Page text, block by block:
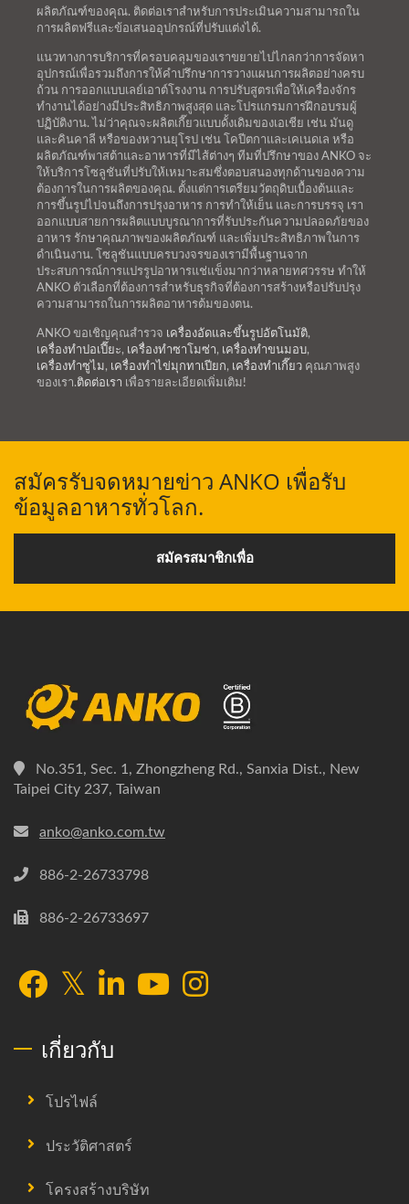
ผลิตภัณฑ์ของคุณ. ติดต่อเราสำหรับการประเมินความสามารถใน
การผลิตฟรีและข้อเสนออุปกรณ์ที่ปรับแต่งได้.
แนวทางการบริการที่ครอบคลุมของเราขยายไปไกลกว่าการจัดหา
อุปกรณ์เพื่อรวมถึงการให้คำปรึกษาการวางแผนการผลิตอย่างครบ
ถ้วน การออกแบบเลย์เอาต์โรงงาน การปรับสูตรเพื่อให้เครื่องจักร
ทำงานได้อย่างมีประสิทธิภาพสูงสุด และโปรแกรมการฝึกอบรมผู้
ปฏิบัติงาน. ไม่ว่าคุณจะผลิตเกี๊ยวแบบดั้งเดิมของเอเชีย เช่น มันดู
และคินคาลี หรือของหวานยุโรป เช่น โคปีตกาและเคเนดเล หรือ
ผลิตภัณฑ์พาสต้าและอาหารที่มีไส้ต่างๆ ทีมที่ปรึกษาของ ANKO จะ
ให้บริการโซลูชันที่ปรับให้เหมาะสมซึ่งตอบสนองทุกด้านของความ
ต้องการในการผลิตของคุณ. ตั้งแต่การเตรียมวัตถุดิบเบื้องต้นและ
การขึ้นรูปไปจนถึงการปรุงอาหาร การทำให้เย็น และการบรรจุ เรา
ออกแบบสายการผลิตแบบบูรณาการที่รับประกันความปลอดภัยของ
อาหาร รักษาคุณภาพของผลิตภัณฑ์ และเพิ่มประสิทธิภาพในการ
ดำเนินงาน. โซลูชันแบบครบวงจรของเรามีพื้นฐานจาก
ประสบการณ์การแปรรูปอาหารแช่แข็งมากว่าหลายทศวรรษ ทำให้
ANKO ตัวเลือกที่ต้องการสำหรับธุรกิจที่ต้องการสร้างหรือปรับปรุง
ความสามารถในการผลิตอาหารต้มของตน.
ANKO ขอเชิญคุณสำรวจ เครื่องอัดและขึ้นรูปอัตโนมัติ,
เครื่องทำปอเปี๊ยะ, เครื่องทำซาโมซ่า, เครื่องทำขนมอบ,
เครื่องทำซูไม , เครื่องทำไข่มุกทาเปียก, เครื่องทำเกี๊ยว คุณภาพสูง
ของเรา.ติดต่อเรา เพื่อรายละเอียดเพิ่มเติม!
สมัครรับจดหมายข่าว ANKO เพื่อรับ
ข้อมูลอาหารทั่วโลก.
สมัครสมาชิกเพื่อ
No.351, Sec. 1, Zhongzheng Rd., Sanxia Dist., New
Taipei City 237, Taiwan
anko@anko.com.tw
886-2-26733798
886-2-26733697
เกี่ยวกับ
โปรไฟล์
ประวัติศาสตร์
โครงสร้างบริษัท